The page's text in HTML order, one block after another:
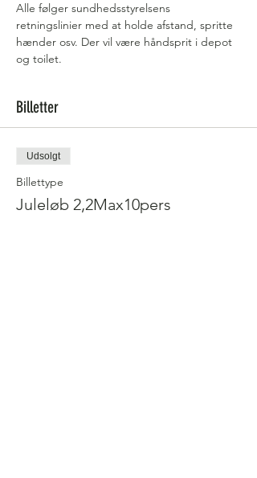
Alle følger sundhedsstyrelsens
retningslinier med at holde afstand, spritte
hænder osv. Der vil være håndsprit i depot
og toilet.
Billetter
Udsolgt
Billettype
Juleløb 2,2Max10pers